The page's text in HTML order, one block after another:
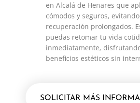
en Alcalá de Henares que
cómodos y seguros,
recuperación prolongados.
puedas retomar tu vida
inmediatamente,
beneficios estéticos sin
SOLICITAR MÁS